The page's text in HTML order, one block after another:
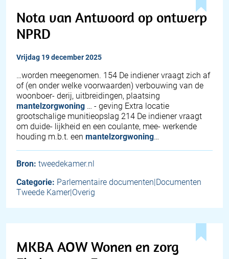
Nota van Antwoord op ontwerp
NPRD
vrijdag 19 december 2025
…worden meegenomen. 154 De indiener vraagt zich af
of (en onder welke voorwaarden) verbouwing van de
woonboer- derij, uitbreidingen, plaatsing
mantelzorgwoning … - geving Extra locatie
grootschalige munitieopslag 214 De indiener vraagt
om duide- lijkheid en een coulante, mee- werkende
houding m.b.t. een mantelzorgwoning…
Bron: tweedekamer.nl
Categorie: Parlementaire documenten|Documenten
Tweede Kamer|Overig
MKBA AOW Wonen en zorg